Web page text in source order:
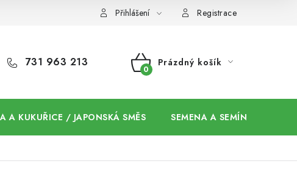
Přihlášení Registrace
731 963 213
NÁKUPNÍ
Prázdný košík
A KUKUŘICE / JAPONSKÁ SMĚS SEMENA A SEMÍNKA / CHIA